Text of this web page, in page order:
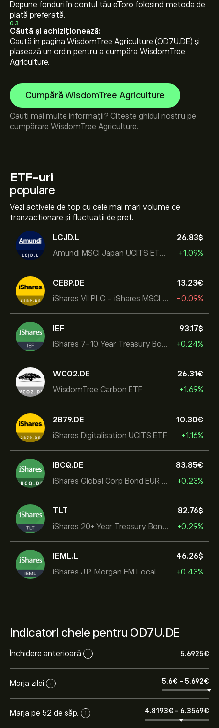
ETF-uri
populare
Vezi activele de top cu cele mai mari volume de
tranzacționare și fluctuații de preț.
LCJD.L
Amundi MSCI Japan UCITS ETF Acc
26.83‎$‎
+1.09%
CEBP.DE
iShares VII PLC - iShares MSCI EMU USD Hedged UCITS ETF
13.23‎€‎
-0.09%
IEF
iShares 7-10 Year Treasury Bond ETF
93.17‎$‎
+0.24%
WCO2.DE
WisdomTree Carbon ETF
26.31‎€‎
+1.69%
2B79.DE
iShares Digitalisation UCITS ETF
10.30‎€‎
+1.16%
IBCQ.DE
iShares Global Corp Bond EUR Hedged UCITS ETF Dist
83.85‎€‎
+0.23%
TLT
iShares 20+ Year Treasury Bond ETF
82.76‎$‎
+0.29%
IEML.L
iShares J.P. Morgan EM Local Govt Bond UCITS ETF
46.26‎$‎
+0.43%
Indicatori cheie pentru OD7U.DE
Închidere anterioară i 5.6925‎€‎
Marja zilei i 5.6‎€‎ - 5.692‎€‎
Marja pe 52 de săp. i 4.8193‎€‎ - 6.3569‎€‎
Depune fonduri în contul tău eToro folosind metoda de
plată preferată.
03
Căută și achiziționează:
Caută în pagina WisdomTree Agriculture (OD7U.DE) și
plasează un ordin pentru a cumpăra WisdomTree
Agriculture.
Cumpără WisdomTree Agriculture
Cauți mai multe informații? Citește ghidul nostru pe
cumpărare WisdomTree Agriculture.